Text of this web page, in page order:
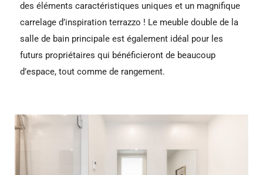
des éléments caractéristiques uniques et un magnifique
carrelage d’inspiration terrazzo ! Le meuble double de la
salle de bain principale est également idéal pour les
futurs propriétaires qui bénéficieront de beaucoup
d’espace, tout comme de rangement.